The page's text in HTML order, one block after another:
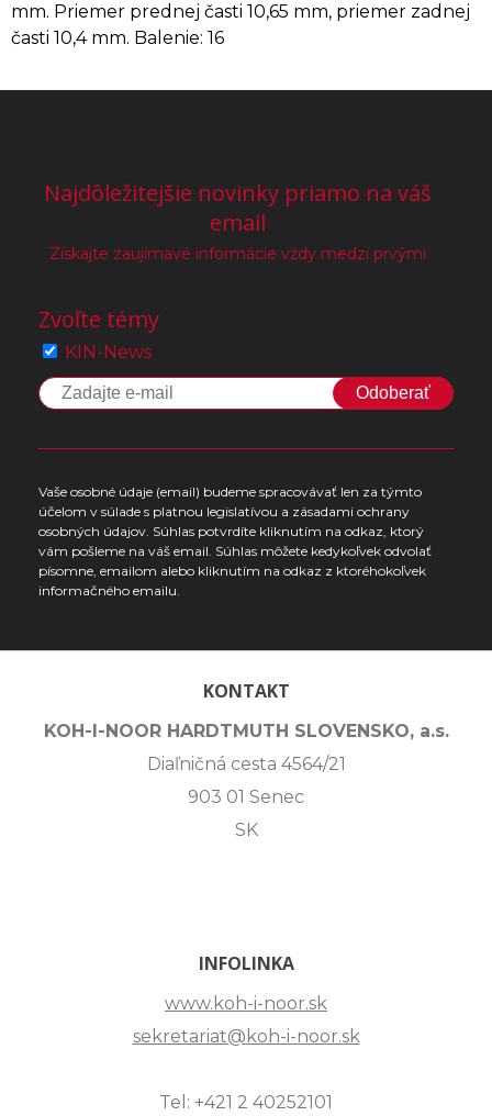
mm. Priemer prednej časti 10,65 mm, priemer zadnej
časti 10,4 mm. Balenie: 16
Najdôležitejšie novinky priamo na váš
email
Získajte zaujímavé informácie vždy medzi prvými
Zvoľte témy
KIN-News
Odoberať
Vaše osobné údaje (email) budeme spracovávať len za týmto
účelom v súlade s platnou legislatívou a zásadami ochrany
osobných údajov. Súhlas potvrdíte kliknutím na odkaz, ktorý
vám pošleme na váš email. Súhlas môžete kedykoľvek odvolať
písomne, emailom alebo kliknutím na odkaz z ktoréhokoľvek
informačného emailu.
KONTAKT
KOH-I-NOOR HARDTMUTH SLOVENSKO, a.s.
Diaľničná cesta 4564/21
903 01 Senec
SK
INFOLINKA
www.koh-i-noor.sk
sekretariat@koh-i-noor.sk
Tel: +421 2 40252101